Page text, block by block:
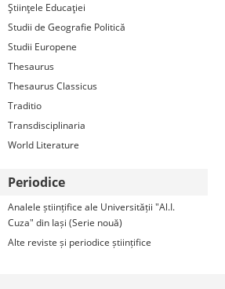
Ştiinţele Educaţiei
Studii de Geografie Politică
Studii Europene
Thesaurus
Thesaurus Classicus
Traditio
Transdisciplinaria
World Literature
Periodice
Analele științifice ale Universității "Al.I.
Cuza" din Iași (Serie nouă)
Alte reviste și periodice științifice